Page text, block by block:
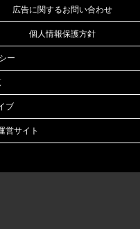
広告に関するお問い合わせ
個人情報保護方針
ー
ブ
営サイト